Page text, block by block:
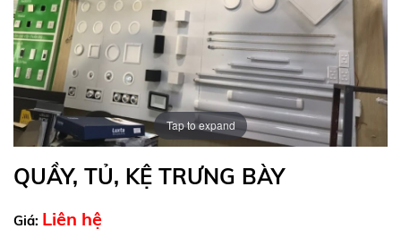
Tap to expand
QUẦY, TỦ, KỆ TRƯNG BÀY
Giá: Liên hệ